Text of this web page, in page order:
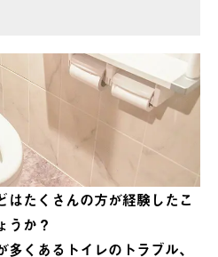
はたくさんの方が経験したこ
うか？
くあるトイレのトラブル、